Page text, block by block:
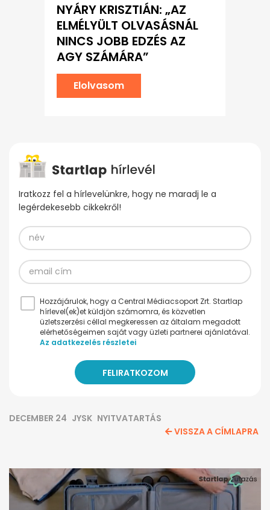
NYÁRY KRISZTIÁN: „AZ
ELMÉLYÜLT OLVASÁSNÁL
NINCS JOBB EDZÉS AZ
AGY SZÁMÁRA”
Elolvasom
Iratkozz fel a hírlevelünkre, hogy ne maradj le a
legérdekesebb cikkekről!
Hozzájárulok, hogy a Central Médiacsoport Zrt. Startlap
hírlevel(ek)et küldjön számomra, és közvetlen
üzletszerzési céllal megkeressen az általam megadott
elérhetőségeimen saját vagy üzleti partnerei ajánlatával.
Az adatkezelés részletei
DECEMBER 24 JYSK NYITVATARTÁS
VISSZA A CÍMLAPRA